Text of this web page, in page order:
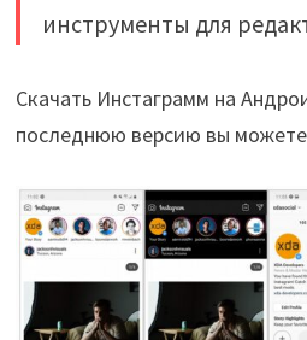
инструменты для
Скачать Инстаграмм на
последнюю версию вы можете